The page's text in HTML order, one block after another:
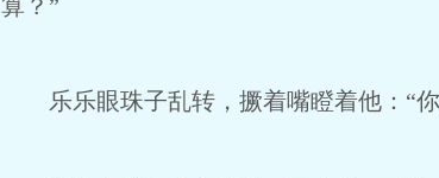
算？”
乐乐眼珠子乱转，撅着嘴瞪着他：“你